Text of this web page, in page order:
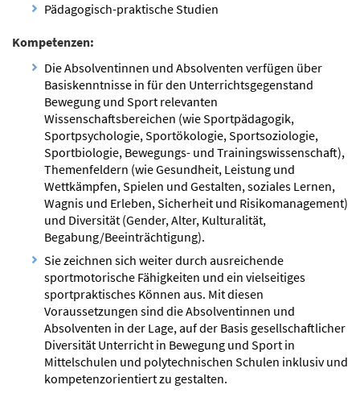
Pädagogisch-praktische Studien
Kompetenzen:
Die Absolventinnen und Absolventen verfügen über
Basiskenntnisse in für den Unterrichtsgegenstand
Bewegung und Sport relevanten
Wissenschaftsbereichen (wie Sportpädagogik,
Sportpsychologie, Sportökologie, Sportsoziologie,
Sportbiologie, Bewegungs- und Trainingswissenschaft),
Themenfeldern (wie Gesundheit, Leistung und
Wettkämpfen, Spielen und Gestalten, soziales Lernen,
Wagnis und Erleben, Sicherheit und Risikomanagement)
und Diversität (Gender, Alter, Kulturalität,
Begabung/Beeinträchtigung).
Sie zeichnen sich weiter durch ausreichende
sportmotorische Fähigkeiten und ein vielseitiges
sportpraktisches Können aus. Mit diesen
Voraussetzungen sind die Absolventinnen und
Absolventen in der Lage, auf der Basis gesellschaftlicher
Diversität Unterricht in Bewegung und Sport in
Mittelschulen und polytechnischen Schulen inklusiv und
kompetenzorientiert zu gestalten.